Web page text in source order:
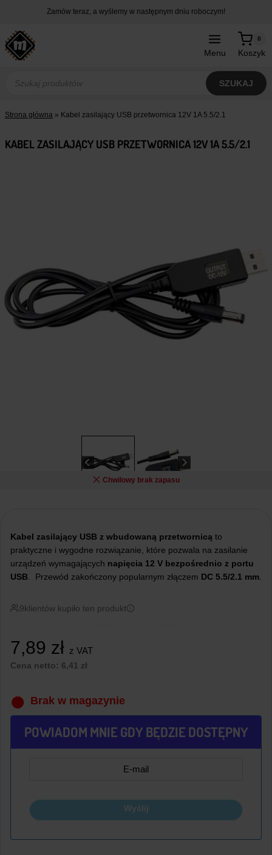
treści
Zamów teraz, a wyślemy w następnym dniu roboczym!
Menu Koszyk
0
produktów
SZUKAJ
Strona główna » Kabel zasilający USB przetwornica 12V 1A 5.5/2.1
KABEL ZASILAJĄCY USB PRZETWORNICA 12V 1A 5.5/2.1
Chwilowy brak zapasu
Kabel zasilający USB z wbudowaną przetwornicą to
praktyczne i wygodne rozwiązanie, które pozwala na zasilanie
urządzeń wymagających napięcia 12 V bezpośrednio z portu
USB
Przewód zakończony popularnym złączem DC 5.5/2.1 mm
9klientów kupiło ten produkt
7,89 zł z VAT
Cena netto: 6,41 zł
Brak w magazynie
POWIADOM MNIE GDY BĘDZIE DOSTĘPNY
Wyślij